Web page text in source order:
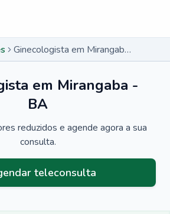
Ginecologista em Mirangaba - BA
em Mirangaba -
BA
reduzidos e agende agora a sua
consulta.
teleconsulta